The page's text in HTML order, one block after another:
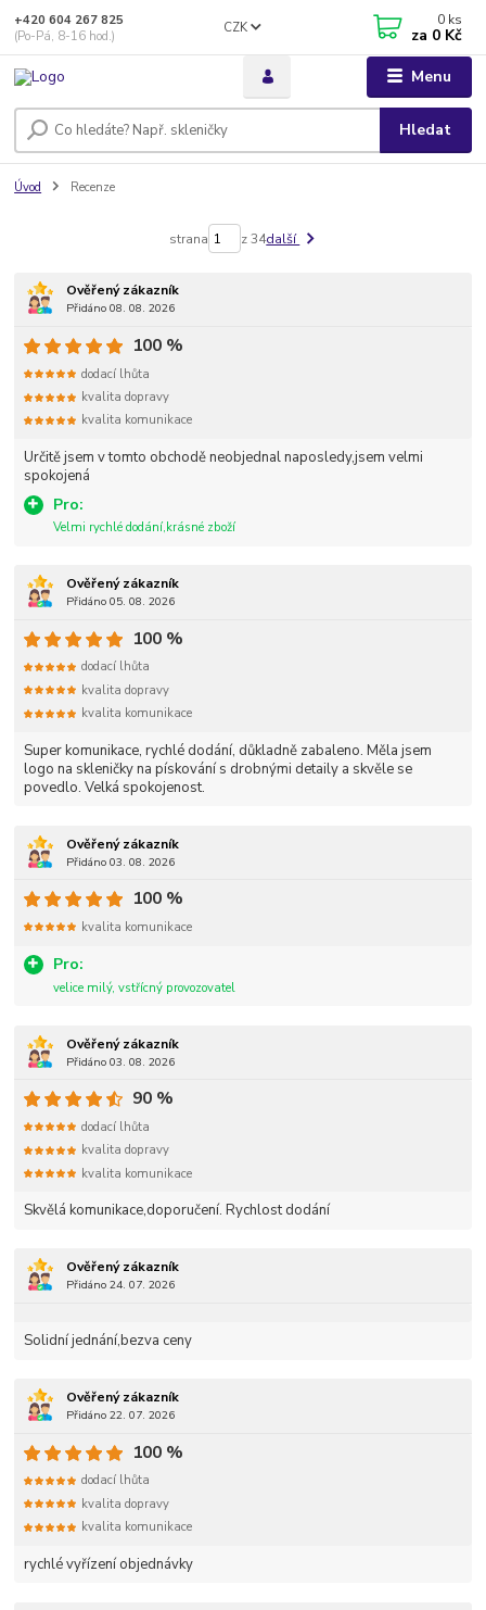
Menu
CZK
Hledat
+420 604 267 825
(Po-Pá, 8-16 hod.)
0 ks
za 0 Kč
Úvod Recenze
strana z 34další
Ověřený zákazník
Přidáno 08. 08. 2026
Určitě jsem v tomto obchodě neobjednal naposledy,jsem velmi
spokojená
Pro:
Velmi rychlé dodání,krásné zboží
100 %
dodací lhůta
kvalita dopravy
kvalita komunikace
Ověřený zákazník
Přidáno 05. 08. 2026
Super komunikace, rychlé dodání, důkladně zabaleno. Měla jsem
logo na skleničky na pískování s drobnými detaily a skvěle se
povedlo. Velká spokojenost.
100 %
dodací lhůta
kvalita dopravy
kvalita komunikace
Ověřený zákazník
Přidáno 03. 08. 2026
Pro:
velice milý, vstřícný provozovatel
100 %
kvalita komunikace
Ověřený zákazník
Přidáno 03. 08. 2026
Skvělá komunikace,doporučení. Rychlost dodání
90 %
dodací lhůta
kvalita dopravy
kvalita komunikace
Ověřený zákazník
Přidáno 24. 07. 2026
Solidní jednání,bezva ceny
Ověřený zákazník
Přidáno 22. 07. 2026
rychlé vyřízení objednávky
100 %
dodací lhůta
kvalita dopravy
kvalita komunikace